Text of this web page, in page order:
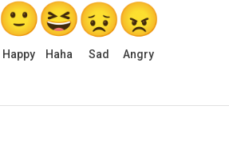
Happy Haha Sad Angry